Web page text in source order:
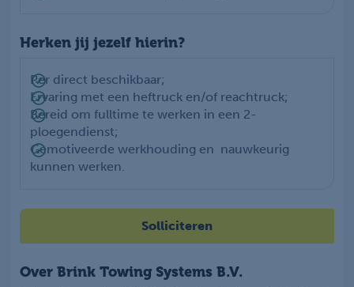
medewerkers. Er zijn veel doorgroeimogelijkheden
binnen de organisatie.
Herken jij jezelf hierin?
Per direct beschikbaar;
Ervaring met een heftruck en/of reachtruck;
Bereid om fulltime te werken in een 2-
ploegendienst;
Gemotiveerde werkhouding en nauwkeurig
kunnen werken.
Solliciteren
Over Brink Towing Systems B.V.